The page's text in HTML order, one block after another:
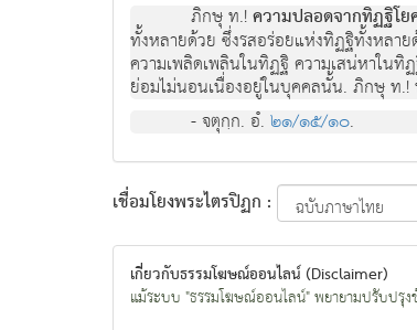
ภิกษุ ท.!ความปลอดจากทิฏฐิโย
ทั้งหลายด้วย ซึ่งรสอร่อยแห่งทิฏฐิทั้งหลา
ความเพลิดเพลินในทิฏฐิ ความเสน่หาใน
ย่อมไม่นอนเนื่องอยู่ในบุคคลนั้น. ภิกษุ ท.!
- จตุกฺก. อํ.๒๑/๑๕/๑๐.
เชื่อมโยงพระไตรปิฏก :
เกี่ยวกับธรรมโฆษณ์ออนไลน์ (Disclaimer)
แม้ระบบ "ธรรมโฆษณ์ออนไลน์" พยายามปรับปรุ